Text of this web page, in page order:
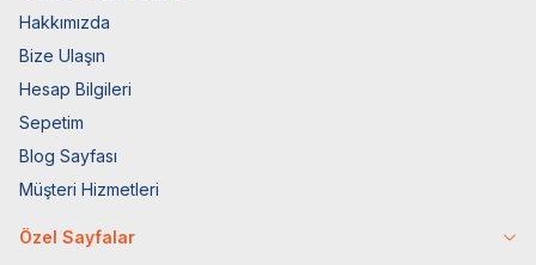
Hakkımızda
Bize Ulaşın
Hesap Bilgileri
Sepetim
Blog Sayfası
Müşteri Hizmetleri
Özel Sayfalar